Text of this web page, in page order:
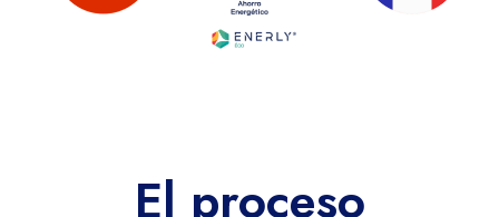
El proceso